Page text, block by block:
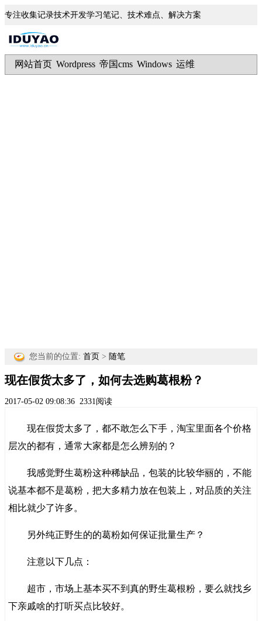
专注收集记录技术开发学习笔记、技术难点、解决方案
网站首页 Wordpress 帝国cms Windows 运维
您当前的位置: 首页 > 随笔
现在假货太多了，如何去选购葛根粉？
2017-05-02 09:08:36 2331阅读
现在假货太多了，都不敢怎么下手，淘宝里面各个价格
层次的都有，通常大家都是怎么辨别的？
我感觉野生葛粉这种稀缺品，包装的比较华丽的，不能
说基本都不是葛粉，把大多精力放在包装上，对品质的关注
相比就少了许多。
另外纯正野生的的葛粉如何保证批量生产？
注意以下几点：
超市，市场上基本买不到真的野生葛根粉，要么就找乡
下亲戚啥的打听买点比较好。